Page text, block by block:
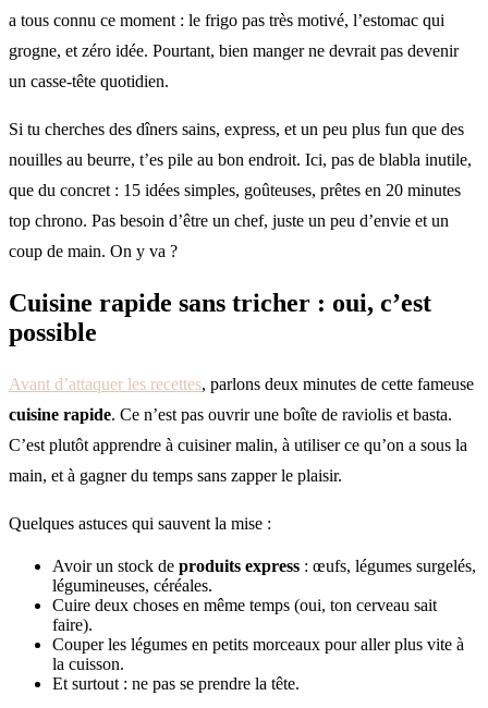
a tous connu ce moment : le frigo pas très motivé, l’estomac qui
grogne, et zéro idée. Pourtant, bien manger ne devrait pas devenir
un casse-tête quotidien.
Si tu cherches des dîners sains, express, et un peu plus fun que des
nouilles au beurre, t’es pile au bon endroit. Ici, pas de blabla inutile,
que du concret : 15 idées simples, goûteuses, prêtes en 20 minutes
top chrono. Pas besoin d’être un chef, juste un peu d’envie et un
coup de main. On y va ?
Cuisine rapide sans tricher : oui, c’est
possible
Avant d’attaquer les recettes, parlons deux minutes de cette fameuse
cuisine rapide. Ce n’est pas ouvrir une boîte de raviolis et basta.
C’est plutôt apprendre à cuisiner malin, à utiliser ce qu’on a sous la
main, et à gagner du temps sans zapper le plaisir.
Quelques astuces qui sauvent la mise :
Avoir un stock de produits express : œufs, légumes surgelés,
légumineuses, céréales.
Cuire deux choses en même temps (oui, ton cerveau sait
faire).
Couper les légumes en petits morceaux pour aller plus vite à
la cuisson.
Et surtout : ne pas se prendre la tête.